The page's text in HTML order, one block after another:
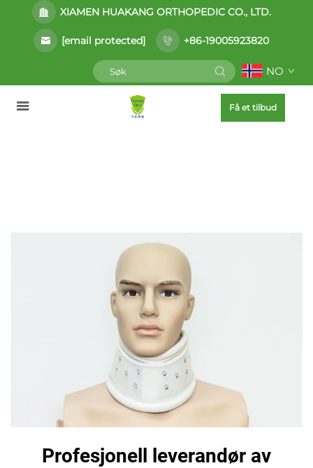
XIAMEN HUAKANG ORTHOPEDIC CO., LTD.
[email protected] +86-19005923820
NO
Få et tilbud
Profesjonell leverandør av